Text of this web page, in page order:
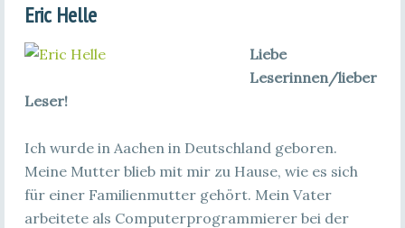
Eric Helle
Liebe
Leserinnen/lieber
Leser!
Ich wurde in Aachen in Deutschland geboren.
Meine Mutter blieb mit mir zu Hause, wie es sich
für einer Familienmutter gehört. Mein Vater
arbeitete als Computerprogrammierer bei der